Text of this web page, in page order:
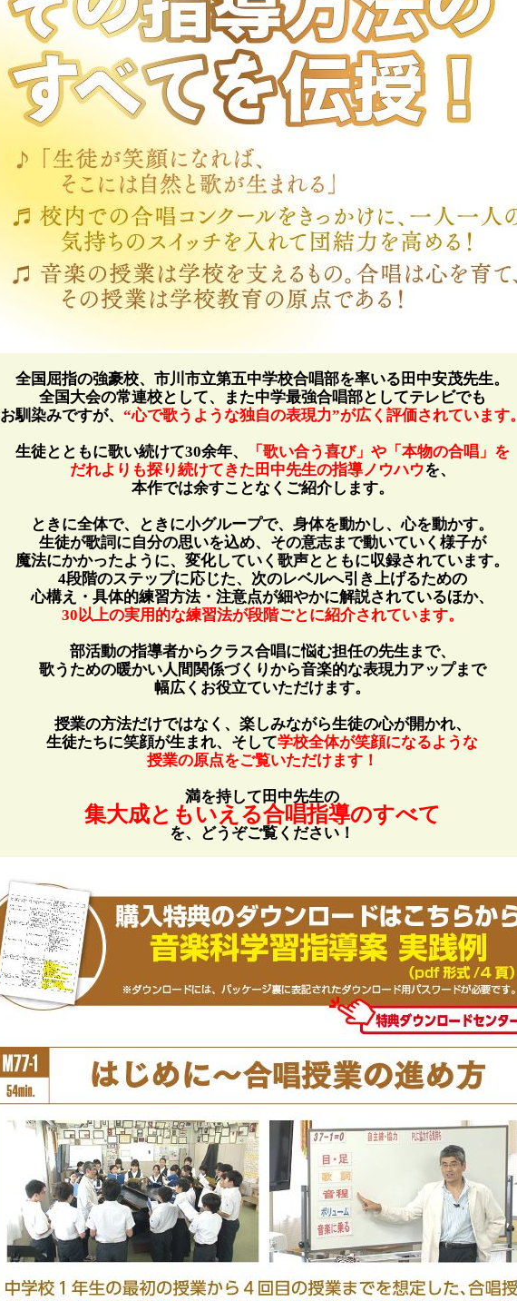
全国屈指の強豪校、市川市立第五中学校合唱部を率いる田中安茂先生。
全国大会の常連校として、また中学最強合唱部としてテレビでも
お馴染みですが、 “心で歌うような独自の表現力”が広く評価されています。
生徒とともに歌い続けて30余年、
「歌い合う喜び」や「本物の合唱」を
だれよりも探り続けてきた田中先生の指導ノウハウを、
本作では余すことなくご紹介します。
ときに全体で、ときに小グループで、身体を動かし、心を動かす。
生徒が歌詞に自分の思いを込め、その意志まで動いていく様子が
魔法にかかったように、変化していく歌声とともに収録されています。
4段階のステップに応じた、次のレベルへ引き上げるための
心構え・具体的練習方法・注意点が細やかに解説されているほか、
30以上の実用的な練習法が段階ごとに紹介されています。
部活動の指導者からクラス合唱に悩む担任の先生まで、
歌うための暖かい人間関係づくりから音楽的な表現力アップまで
幅広くお役立ていただけます。
授業の方法だけではなく、楽しみながら生徒の心が開かれ、
生徒たちに笑顔が生まれ、そして学校全体が笑顔になるような
授業の原点をご覧いただけます！
満を持して田中先生の
集大成ともいえる合唱指導のすべて
を、どうぞご覧ください！